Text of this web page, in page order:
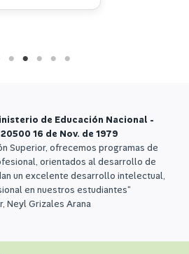
de Educación Nacional -
16 de Nov. de 1979
Superior, ofrecemos programas de
orientados al desarrollo de
un excelente desarrollo intelectual,
en nuestros estudiantes“
Neyl Grizales Arana